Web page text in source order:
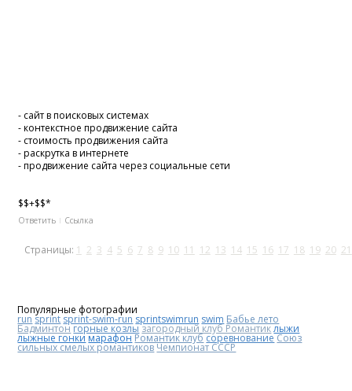
- сайт в поисковых системах
- контекстное продвижение сайта
- стоимость продвижения сайта
- раскрутка в интернете
- продвижение сайта через социальные сети
$$+$$*
Ответить Ссылка
Страницы: 1 2 3 4 5 6 7 8 9 10 11 12 13 14 15 16 17 18 19 20 21
Популярные фотографии
run sprint sprint-swim-run sprintswimrun swim Бабье лето
Бадминтонгорные козлы загородный клуб Романтиклыжи
лыжные гонки марафонРомантик клубсоревнованиеСоюз
сильных смелых романтиковЧемпионат СССР